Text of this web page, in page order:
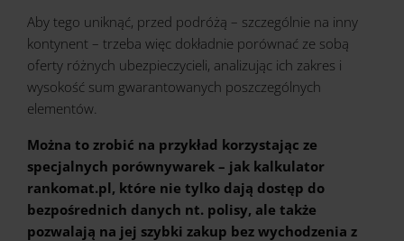
Aby tego uniknąć, przed podróżą – szczególnie na inny
kontynent – trzeba więc dokładnie porównać ze sobą
oferty różnych ubezpieczycieli, analizując ich zakres i
wysokość sum gwarantowanych poszczególnych
elementów.
Można to zrobić na przykład korzystając ze
specjalnych porównywarek – jak kalkulator
rankomat.pl, które nie tylko dają dostęp do
bezpośrednich danych nt. polisy, ale także
pozwalają na jej szybki zakup bez wychodzenia z